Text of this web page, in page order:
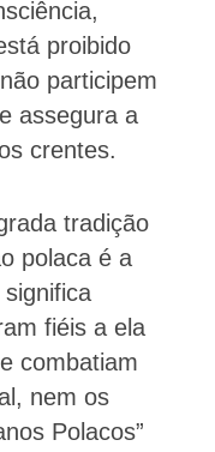
proibido
participem
assegura a
crentes.
tradição
polaca é a
fiéis a ela
combatiam
nem os
Polacos”